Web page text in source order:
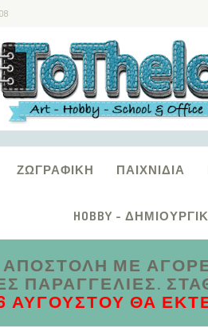
ΖΩΓΡΑΦΙΚΉ ΠΑΙΧΝΊΔΙΑ
HOBBY -
ΜΕ
ΑΥΓΟΎΣΤΟΥ ΘΑ